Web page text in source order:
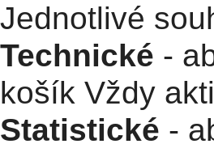
Jednotlivé
Technické -
košík Vždy
Statistické -